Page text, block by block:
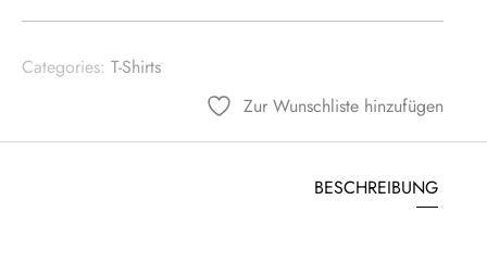
MIT
MENGE
Categories: T-Shirts
Zur Wunschliste hinzufügen
BESCHREIBUNG